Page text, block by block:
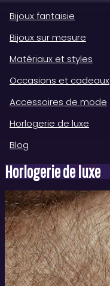
Bijoux fantaisie
Bijoux sur mesure
Matériaux et styles
Occasions et cadeaux
Accessoires de mode
Horlogerie de luxe
Blog
Horlogerie de luxe